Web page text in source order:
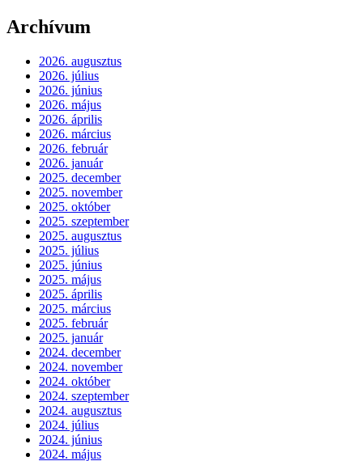
Archívum
2026. augusztus
2026. július
2026. június
2026. május
2026. április
2026. március
2026. február
2026. január
2025. december
2025. november
2025. október
2025. szeptember
2025. augusztus
2025. július
2025. június
2025. május
2025. április
2025. március
2025. február
2025. január
2024. december
2024. november
2024. október
2024. szeptember
2024. augusztus
2024. július
2024. június
2024. május